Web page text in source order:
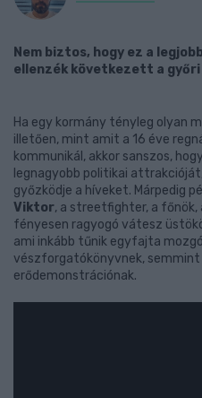
Nem biztos, hogy ez a
ellenzék következett a
Ha egy kormány tényleg olyan
illetően, mint amit a 16 éve
kommunikál, akkor sanszos,
legnagyobb politikai
győzködje a híveket. Márpedig
Viktor, a streetfighter, a főnök,
fényesen ragyogó vátesz
ami inkább tűnik egyfajta
vészforgatókönyvnek,
erődemonstrációnak.